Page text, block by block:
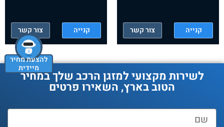
קנייה צור קשר קנייה צור קשר
לשירות מקצועי למזגן הרכב שלך במחיר
הטוב בארץ, השאירו פרטים
להצעת מחיר
מיידית